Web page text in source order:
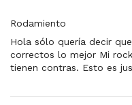
Rodamiento
Hola sólo quería decir
correctos lo mejor Mi
tienen contras. Esto es